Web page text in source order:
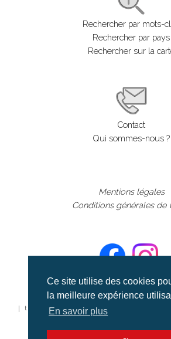
Ce site utilise des cookies
la meilleure expérience
En savoir plus
Rechercher par mots-
Rechercher par pays
Rechercher sur la
Contact
Qui sommes-nous ?
Mentions légales
Conditions générales de
©aerialcollection marque
| tous droits réservés |
aériennes et documentaires